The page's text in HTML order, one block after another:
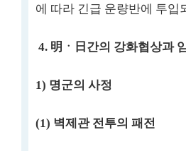
에 따라 긴급 운량반에 투입
4. 明ㆍ日간의 강화협상과
1) 명군의 사정
(1) 벽제관 전투의 패전